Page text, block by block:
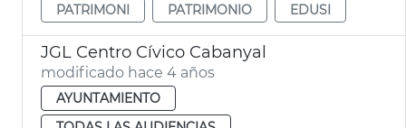
PATRIMONI
PATRIMONIO EDUSI
JGL Centro Cívico Cabanyal
modificado hace 4 años
AYUNTAMIENTO